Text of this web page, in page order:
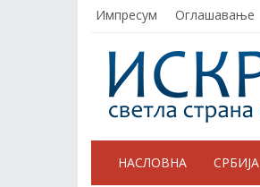
Импресум Оглашавање
НАСЛОВНА СРБИЈА